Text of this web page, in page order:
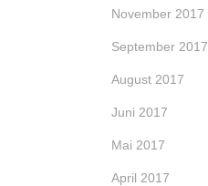
November 2017
September 2017
August 2017
Juni 2017
Mai 2017
April 2017